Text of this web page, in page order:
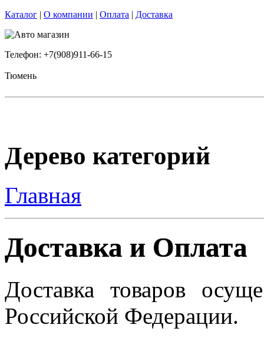
Каталог | О компании | Оплата | Доставка
Телефон: +7(908)911-66-15
Тюмень
Дерево категорий
Главная
Доставка и Оплата
Доставка товаров
Российской Федерации.